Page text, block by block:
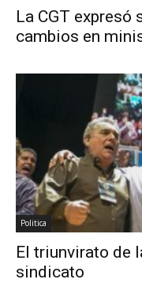
La CGT expresó
cambios en
Politica
El triunvirato de
sindicato